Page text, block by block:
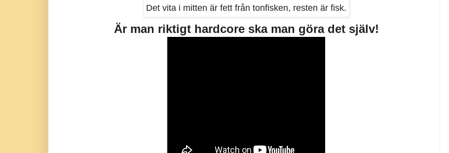
Det vita i mitten är fett från tonfisken, resten är fisk.
Är man riktigt hardcore ska man göra det själv!